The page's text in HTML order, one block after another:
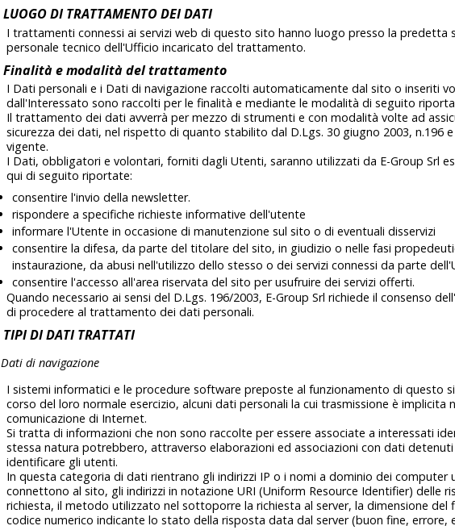
LUOGO DI TRATTAMENTO DEI DATI
I trattamenti connessi ai servizi web di questo sito hanno luogo presso la predetta
personale tecnico dell'Ufficio incaricato del trattamento.
Finalità e modalità del trattamento
I Dati personali e i Dati di navigazione raccolti automaticamente dal sito o inseriti
dall'Interessato sono raccolti per le finalità e mediante le modalità di seguito
Il trattamento dei dati avverrà per mezzo di strumenti e con modalità volte ad
sicurezza dei dati, nel rispetto di quanto stabilito dal D.Lgs. 30 giugno 2003, n.196
vigente.
I Dati, obbligatori e volontari, forniti dagli Utenti, saranno utilizzati da E-Group Srl
qui di seguito riportate:
consentire l'invio della newsletter.
rispondere a specifiche richieste informative dell'utente
informare l'Utente in occasione di manutenzione sul sito o di eventuali disservizi
consentire la difesa, da parte del titolare del sito, in giudizio o nelle fasi
instaurazione, da abusi nell'utilizzo dello stesso o dei servizi connessi da parte
consentire l'accesso all'area riservata del sito per usufruire dei servizi offerti.
Quando necessario ai sensi del D.Lgs. 196/2003, E-Group Srl richiede il consenso
di procedere al trattamento dei dati personali.
TIPI DI DATI TRATTATI
Dati di navigazione
I sistemi informatici e le procedure software preposte al funzionamento di questo
corso del loro normale esercizio, alcuni dati personali la cui trasmissione è implicita
comunicazione di Internet.
Si tratta di informazioni che non sono raccolte per essere associate a interessati
stessa natura potrebbero, attraverso elaborazioni ed associazioni con dati
identificare gli utenti.
In questa categoria di dati rientrano gli indirizzi IP o i nomi a dominio dei computer
connettono al sito, gli indirizzi in notazione URI (Uniform Resource Identifier) delle
richiesta, il metodo utilizzato nel sottoporre la richiesta al server, la dimensione
codice numerico indicante lo stato della risposta data dal server (buon fine, errore,